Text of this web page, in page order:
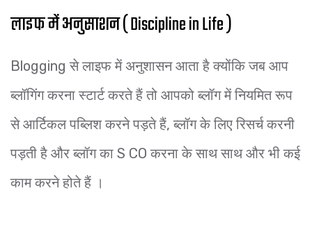
लाइफ में अनुसाशन ( Discipline in Life )
Blogging से लाइफ में अनुशासन आता है क्योंकि जब आप
ब्लॉगिंग करना स्टार्ट करते हैं तो आपको ब्लॉग में नियमित रूप
से आर्टिकल पब्लिश करने पड़ते हैं, ब्लॉग के लिए रिसर्च करनी
पड़ती है और ब्लॉग का S CO करना के साथ साथ और भी कई
काम करने होते हैं ।